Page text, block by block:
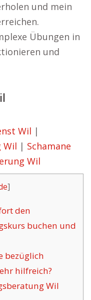
und mein
Übungen in
und
Wil |
Wil | Schamane
Wil
]
den
buchen und
bezüglich
hilfreich?
Wil